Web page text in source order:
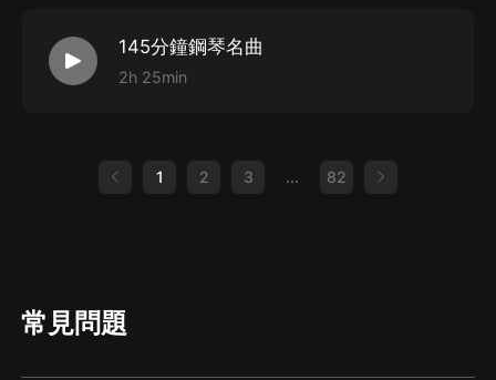
145分鐘鋼琴名曲
2h 25min
1 2 3 ... 82
常見問題